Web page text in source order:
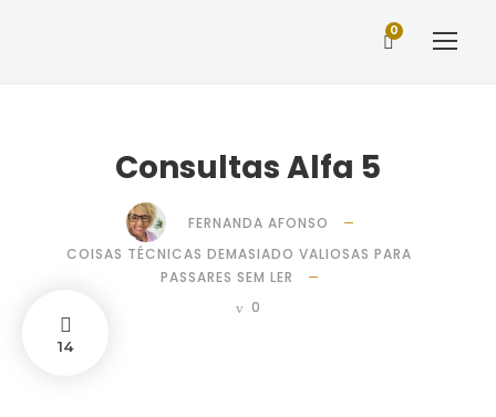
0
Consultas Alfa 5
FERNANDA AFONSO
COISAS TÉCNICAS DEMASIADO VALIOSAS PARA
PASSARES SEM LER
0
14